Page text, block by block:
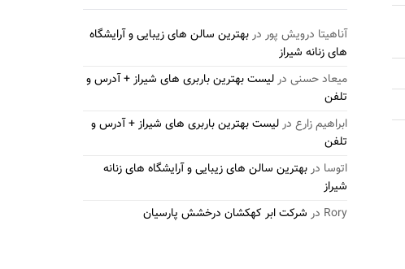
آناهیتا درویش پور دربهترین سالن های زیبایی و آرایشگاه
های زنانه شیراز
میعاد حسنی درلیست بهترین باربری های شیراز + آدرس و
تلفن
ابراهیم زارع درلیست بهترین باربری های شیراز + آدرس و
تلفن
اتوسا دربهترین سالن های زیبایی و آرایشگاه های زنانه
شیراز
Rory در شرکت ابر کهکشان درخشش پارسیان